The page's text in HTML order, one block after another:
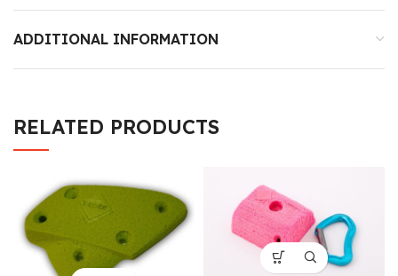
ADDITIONAL INFORMATION
RELATED PRODUCTS